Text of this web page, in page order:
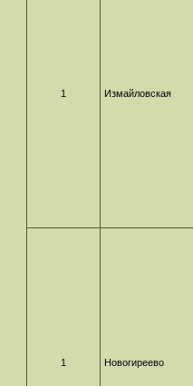
1 Измайловская
1 Новогиреево